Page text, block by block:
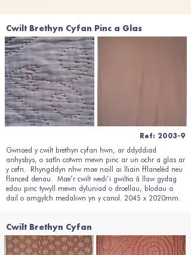
Cwilt Brethyn Cyfan Pinc a Glas
Ref: 2003-9
Gwnaed y cwilt brethyn cyfan hwn, ar ddyddiad
anhysbys, o satîn cotwm mewn pinc ar un ochr a glas ar
y cefn. Rhyngddyn nhw mae naill ai lliain fflaneléd neu
flanced denau. Mae’r cwilt wedi’i gwiltio â llaw gydag
edau pinc tywyll mewn dyluniad o droellau, blodau a
dail o amgylch medaliwn yn y canol. 2045 x 2020mm.
Cwilt Brethyn Cyfan